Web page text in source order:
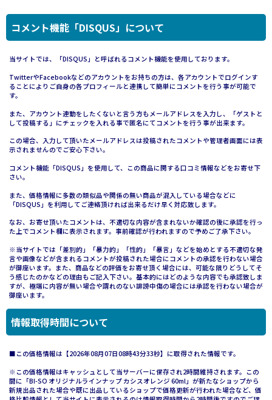
コメント機能「DISQUS」について
当サイトでは、「DISQUS」と呼ばれるコメント機能を使用しております。
TwitterやFacebookなどのアカウントをお持ちの方は、各アカウントでログインす
ることによりご自身の各プロフィールと連携して簡単にコメントを行う事が可能で
す。
また、アカウント連動をしたくないと言う方もメールアドレスを入力し、「ゲストと
して投稿する」にチェックを入れる事で匿名にてコメントを行う事が出来ます。
この場合、入力して頂いたメールアドレスは投稿されたコメントや管理者画面には表
示されませんのでご安心下さい。
コメント機能「DISQUS」を使用して、この商品に関する口コミ情報などをお寄せ下
さい。
また、価格情報に多数の類似品や関係の無い商品が混入している場合などに
「DISQUS」を利用してご連絡頂ければ出来るだけ早く対応致します。
なお、お寄せ頂いたコメントは、不適切な内容が含まれないか確認の後に承認を行っ
た上でコメント欄に表示されます。事前確認が行われますので予めご了承下さい。
※当サイトでは「差別的」「暴力的」「性的」「暴言」などを始めとする不適切な発
言や画像などが含まれるコメントが投稿された場合にコメントの承認を行わない場合
が御座います。また、商品などの評価をお寄せ頂く場合には、可能な限りどうしてそ
う感じたのかなどの理由もご記入下さい。基本的にはどのような内容でも承認致しま
すが、極端に内容が無い場合や謂れのない誹謗中傷の場合には承認を行わない場合が
御座います。
情報取得時間について
■この価格情報は【2026年08月07日08時43分33秒】に取得された情報です。
※この価格情報はキャッシュとして当サーバーに保存され2時間維持されます。この
間に「BI-SO オリジナルラインナップ カシスオレンジ 60ml」が新たなショップから
新規出品された場合や既に出品しているショップで価格更新が行われた場合など、価